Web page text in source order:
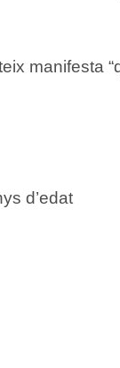
manifesta
d’edat